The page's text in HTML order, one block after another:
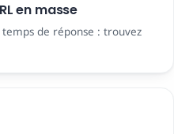
en masse
de réponse : trouvez